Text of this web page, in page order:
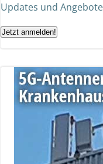
Updates und
Jetzt anmelden!